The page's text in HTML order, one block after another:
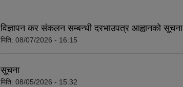
विज्ञापन कर संकलन सम्बन्धी दरभाउपत्र आह्वानको सूचना
मिति: 08/07/2026 - 16:15
सूचना
मिति: 08/05/2026 - 15:32